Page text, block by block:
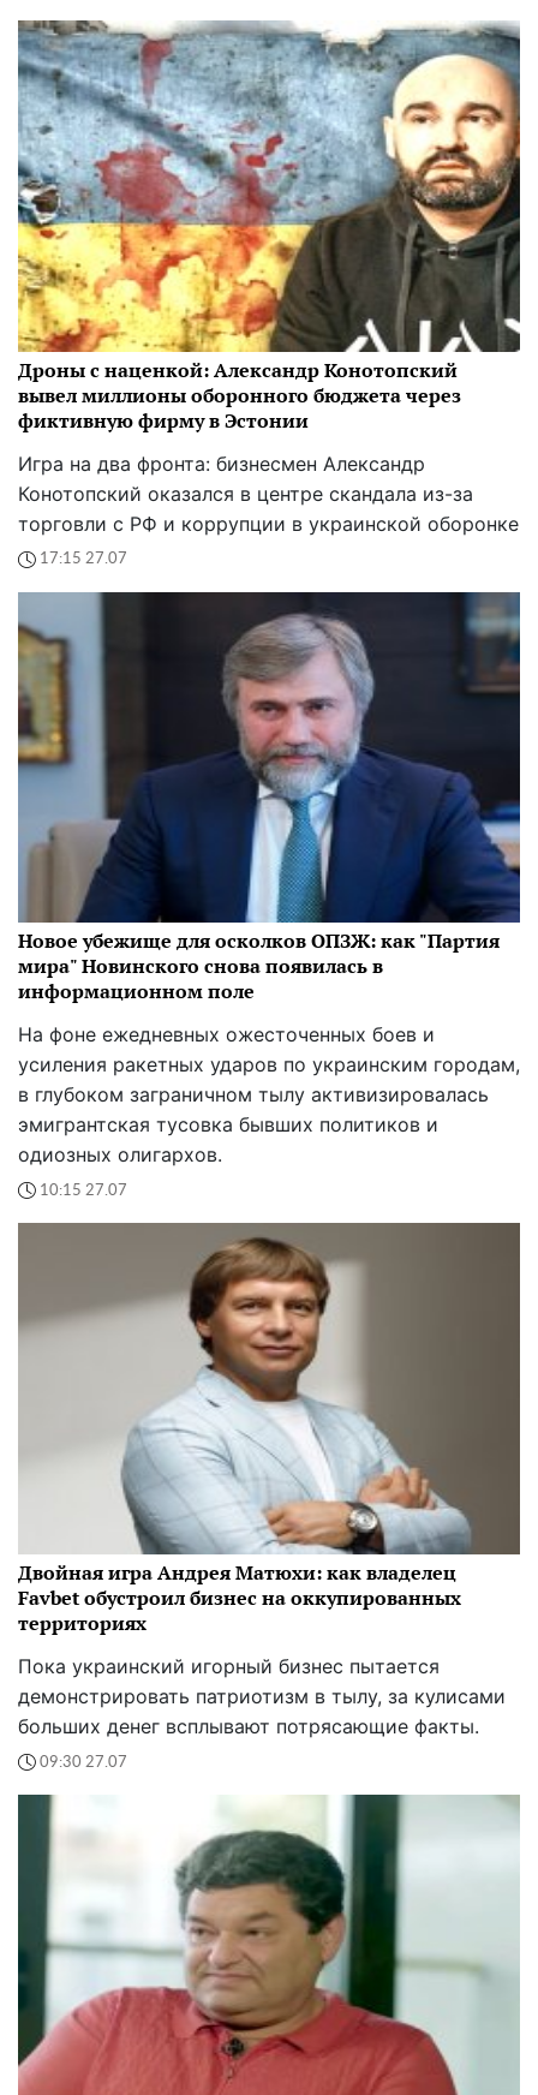
Дроны с наценкой: Александр Конотопский
вывел миллионы оборонного бюджета через
фиктивную фирму в Эстонии
Игра на два фронта: бизнесмен Александр
Конотопский оказался в центре скандала из-за
торговли с РФ и коррупции в украинской оборонке
17:15 27.07
Новое убежище для осколков ОПЗЖ: как "Партия
мира" Новинского снова появилась в
информационном поле
На фоне ежедневных ожесточенных боев и
усиления ракетных ударов по украинским городам,
в глубоком заграничном тылу активизировалась
эмигрантская тусовка бывших политиков и
одиозных олигархов.
10:15 27.07
Двойная игра Андрея Матюхи: как владелец
Favbet обустроил бизнес на оккупированных
территориях
Пока украинский игорный бизнес пытается
демонстрировать патриотизм в тылу, за кулисами
больших денег всплывают потрясающие факты.
09:30 27.07